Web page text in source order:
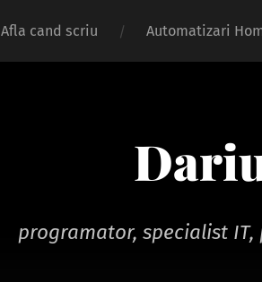
Afla cand scriu Automatizari
programator, specialist